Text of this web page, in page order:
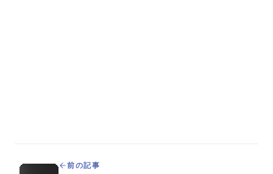
前の記事